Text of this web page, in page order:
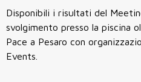
Disponibili i risultati del
svolgimento presso la piscina
Pace a Pesaro con
Events.